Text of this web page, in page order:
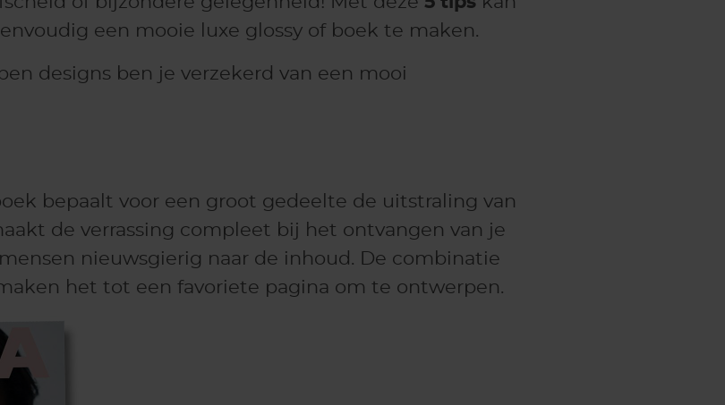
een mooie luxe glossy of boek te maken.
designs ben je verzekerd van een mooi
bepaalt voor een groot gedeelte de uitstraling van
de verrassing compleet bij het ontvangen van je
nieuwsgierig naar de inhoud. De combinatie
het tot een favoriete pagina om te ontwerpen.